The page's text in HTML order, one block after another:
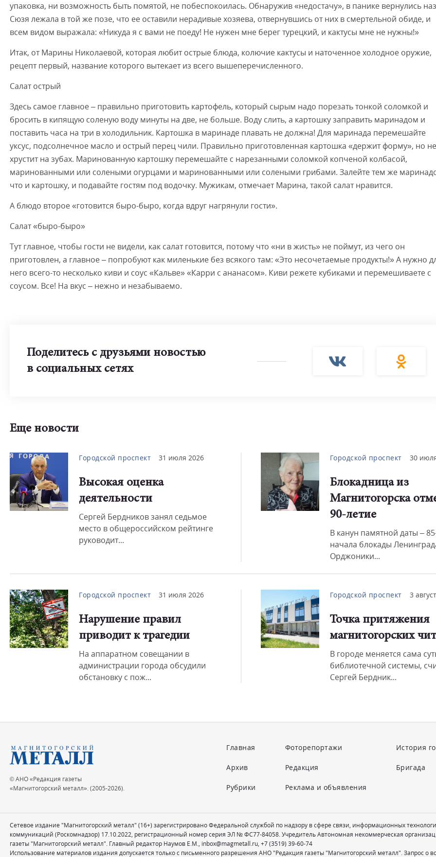
упаковка, ни возможность быть помятой, не побеспокоилась. Обнаружив «недостачу», в панике вернулись
Сюзя лежала в той же позе, что ее оставили нерадивые хозяева, отвернувшись от них в смертельной обиде, и
всем видом выражала: «Никуда я с вами не поеду! Не нужен мне берег турецкий, и кактусы мне не нужны!»
Итак, от Марины Николаевой, которая любит острые блюда, колючие кактусы и наточенное холодное оружие,
рецепт первый, название которого вытекает из всего вышеперечисленного.
Салат острый
Здесь самое главное – правильно приготовить картофель, который сырым надо порезать тонкой соломкой и
бросить в кипящую соленую воду минуты на две, не больше. Воду слить, а картошку заправить маринадом и
поставить часа на три в холодильник. Картошка в маринаде плавать не должна! Для маринада перемешайте
уксус, подсолнечное масло и острый перец чили. Правильно приготовленная картошка «держит форму», но не
хрустит на зубах. Маринованную картошку перемешайте с нарезанными соломкой копченой колбасой,
маринованными или солеными огурцами и маринованными или солеными грибами. Залейте тем же
что и картошку, и подавайте гостям под водочку. Мужикам, отмечает Марина, такой салат нравится.
А блюдо второе «готовится быро-быро, когда вдруг нагрянули гости».
Салат «быро-быро»
Тут главное, чтобы гости не видели, как салат готовится, потому что «ни в жисть» не поймут, из чего он
приготовлен, а главное – попробуют как миленькие без всякого там: «Это несочетаемые продукты!» А нужно
него всего-то несколько киви и соус «Кальве» «Карри с ананасом». Киви режете кубиками и перемешиваете с
соусом. Все! На вкус – нежно и незабываемо.
Поделитесь с друзьями новостью
в социальных сетях
Еще новости
Городской проспект 31 июля 2026
Высокая оценка
деятельности
Сергей Бердников занял седьмое
место в общероссийском рейтинге
руководит...
Городской проспект 30
Блокадница из
Магнитогорска
90-летие
В канун памятной даты –
начала блокады
Орджоники...
Городской проспект 31 июля 2026
Нарушение правил
приводит к трагедии
На аппаратном совещании в
администрации города обсудили
обстановку с пож...
Городской проспект 3
Точка притяжения
магнитогорских
В городе меняется сама
библиотечной системы,
Сергей Бердник...
© АНО «Редакция газеты
«Магнитогорский металл». (2005-2026).
Главная
Архив
Рубрики
Фоторепортажи
Редакция
Реклама и объявления
История
Бригада
Сетевое издание "Магнитогорский металл" (16+) зарегистрировано Федеральной службой по надзору в сфере связи, информационных
коммуникаций (Роскомнадзор) 17.10.2022, регистрационный номер серия ЭЛ № ФС77-84058. Учредитель Автономная некоммерческая
газеты "Магнитогорский металл". Главный редактор Наумов Е.М., inbox@magmetall.ru, +7 (3519) 39-60-74
Использование материалов издания допускается только с письменного разрешения АНО "Редакция газеты "Магнитогорский металл". Запрос о